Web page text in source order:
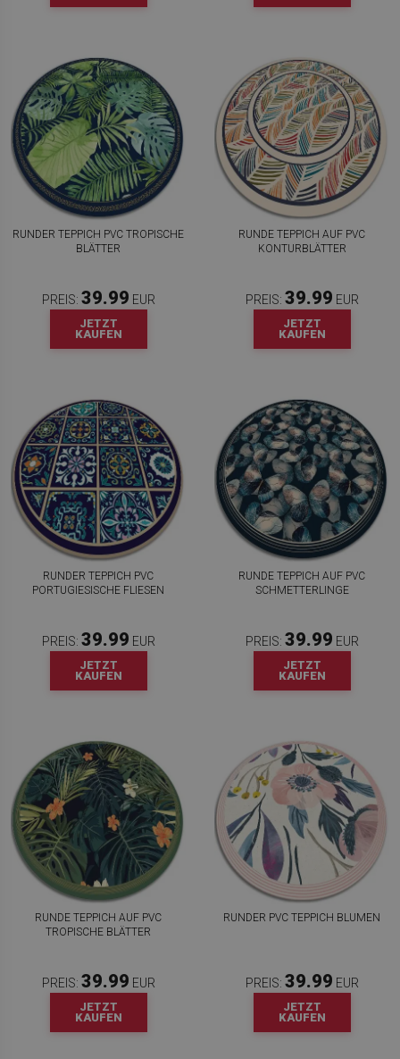
RUNDER TEPPICH PVC TROPISCHE
BLÄTTER
PREIS: 39.99 EUR
JETZT
KAUFEN
RUNDE TEPPICH AUF PVC
KONTURBLÄTTER
PREIS: 39.99 EUR
JETZT
KAUFEN
RUNDER TEPPICH PVC
PORTUGIESISCHE FLIESEN
PREIS: 39.99 EUR
JETZT
KAUFEN
RUNDE TEPPICH AUF PVC
SCHMETTERLINGE
PREIS: 39.99 EUR
JETZT
KAUFEN
RUNDE TEPPICH AUF PVC
TROPISCHE BLÄTTER
PREIS: 39.99 EUR
JETZT
KAUFEN
RUNDER PVC TEPPICH BLUMEN
PREIS: 39.99 EUR
JETZT
KAUFEN